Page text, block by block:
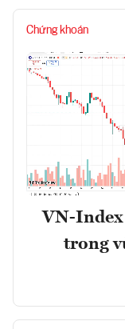
Chứng khoán
VN-Index
trong